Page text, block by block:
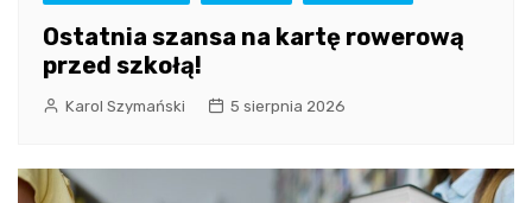
Ostatnia szansa na kartę rowerową
przed szkołą!
Karol Szymański 5 sierpnia 2026